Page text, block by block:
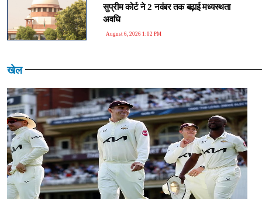
सुप्रीम कोर्ट ने 2 नवंबर तक बढ़ाई मध्यस्थता
अवधि
August 6, 2026 1:02 PM
खेल